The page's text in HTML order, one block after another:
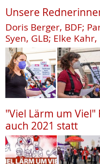
Unsere
Doris Berger, BDF;
Syen, GLB; Elke Kahr,
"Viel Lärm um
auch 2021 statt